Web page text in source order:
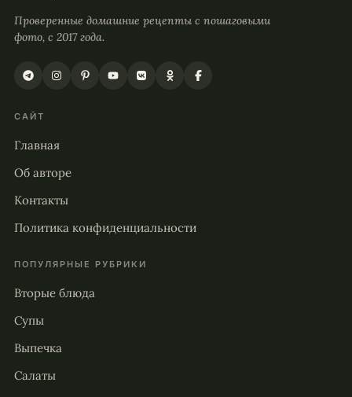
Проверенные домашние рецепты с пошаговыми
фото, с 2017 года.
САЙТ
Главная
Об авторе
Контакты
Политика конфиденциальности
ПОПУЛЯРНЫЕ РУБРИКИ
Вторые блюда
Супы
Выпечка
Салаты